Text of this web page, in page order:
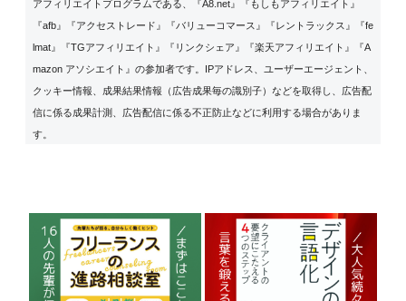
アフィリエイトプログラムである、『A8.net』『もしもアフィリエイト』
『afb』『アクセストレード』『バリューコマース』『レントラックス』『fe
lmat』『TGアフィリエイト』『リンクシェア』『楽天アフィリエイト』『A
mazon アソシエイト』の参加者です。IPアドレス、ユーザーエージェント、
クッキー情報、成果結果情報（広告成果毎の識別子）などを取得し、広告配
信に係る成果計測、広告配信に係る不正防止などに利用する場合がありま
す。